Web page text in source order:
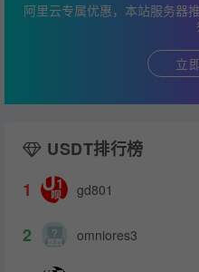
阿里云专属优惠，本站服务器
立
USDT排行榜
1
gd801
2 omniores3